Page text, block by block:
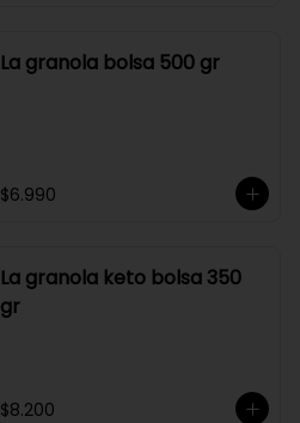
duración es de 12 meses a partir de
La granola bolsa 500 gr
$6.990
La granola keto bolsa 350
gr
$8.200